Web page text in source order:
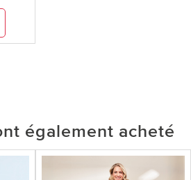
également acheté